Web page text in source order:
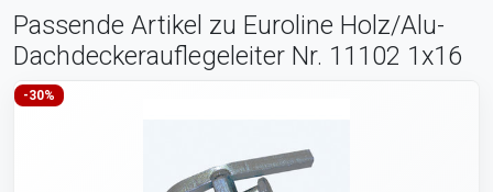
Passende Artikel zu Euroline Holz/Alu-
Dachdeckerauflegeleiter Nr. 11102 1x16
-30%